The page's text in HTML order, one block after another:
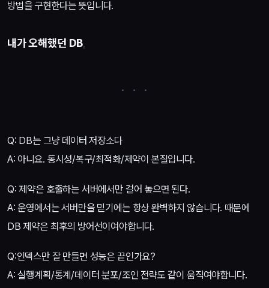
방법을 구현한다는 뜻입니다.
내가 오해했던 DB
Q: DB는 그냥 데이터 저장소다
A: 아니요. 동시성/복구/최적화/제약이 본질입니다.
Q: 제약은 호출하는 서버에서만 걸어 놓으면 된다.
A: 운영에서는 서버만을 믿기에는 항상 완벽하지 않습니다. 때문에
DB 제약은 최후의 방어선이여야합니다.
Q:인덱스만 잘 만들면 성능은 끝인가요?
A: 실행계획/통계/데이터 분포/조인 전략도 같이 움직여야합니다.